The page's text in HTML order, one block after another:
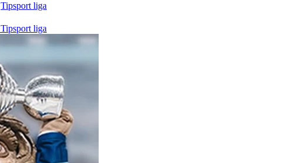
Tipsport liga
Tipsport liga